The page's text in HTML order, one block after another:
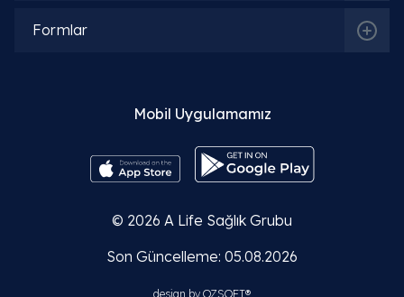
Formlar
Mobil Uygulamamız
© 2026 A Life Sağlık Grubu
Son Güncelleme: 05.08.2026
design by OZSOFT®